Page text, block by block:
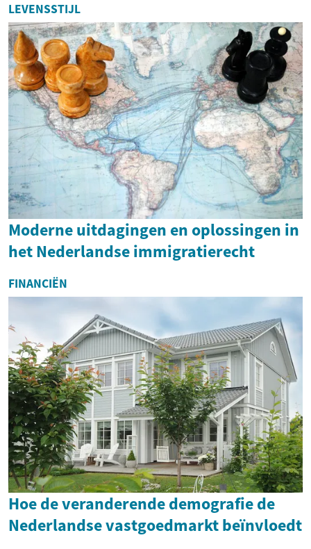
ondergaan, gedreven door
technologische ...
LEVENSSTIJL
Moderne uitdagingen en oplossingen in
het Nederlandse immigratierecht
FINANCIËN
Hoe de veranderende demografie de
Nederlandse vastgoedmarkt beïnvloedt